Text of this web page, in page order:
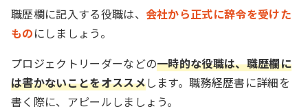
職歴欄に記入する役職は、 会社から正式に辞令を受けた
ものにしましょう。
プロジェクトリーダーなどの一時的な役職は、職歴欄に
は書かないことをオススメします。職務経歴書に詳細を
書く際に、アピールしましょう。